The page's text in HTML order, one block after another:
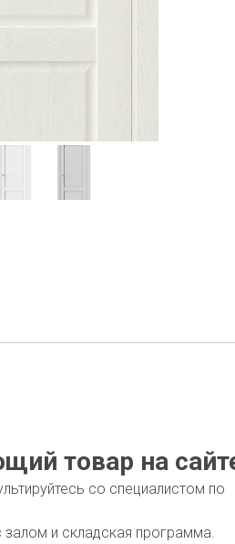
товар на
со специалистом по
и складская программа.